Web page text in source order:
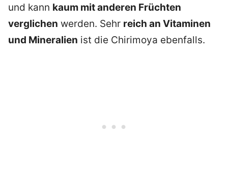
und kann kaum mit anderen Früchten
verglichen werden. Sehr reich an Vitaminen
und Mineralien ist die Chirimoya ebenfalls.